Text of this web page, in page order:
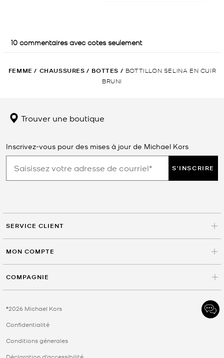
FEMME / CHAUSSURES / BOTTES / BOTTILLON SELINA EN CUIR
BRUNI
Trouver une boutique
Inscrivez-vous pour des mises à jour de Michael Kors
S'INSCRIRE
SERVICE CLIENT
MON COMPTE
COMPAGNIE
©2026 Michael Kors
Confidentialité
Conditions génerales
Déclaration d'accessibilité